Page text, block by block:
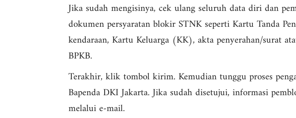
Jika sudah mengisinya, cek ulang seluruh data diri dan
dokumen persyaratan blokir STNK seperti Kartu Tanda
kendaraan, Kartu Keluarga (KK), akta penyerahan/surat
BPKB.
Terakhir, klik tombol kirim. Kemudian tunggu proses
Bapenda DKI Jakarta. Jika sudah disetujui, informasi
melalui e-mail.